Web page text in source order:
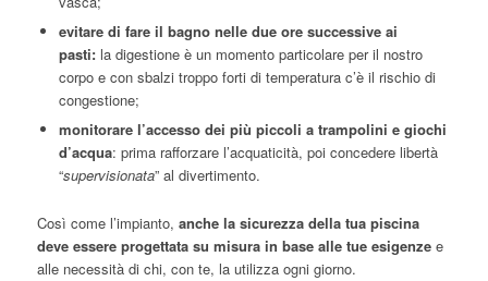
evitare di fare il bagno nelle due ore successive ai
pasti:la digestione è un momento particolare per il nostro
corpo e con sbalzi troppo forti di temperatura c’è il rischio di
congestione;
monitorare l’accesso dei più piccoli a trampolini e giochi
d’acqua: prima rafforzare l’acquaticità, poi concedere libertà
“supervisionata” al divertimento.
Così come l’impianto, anche la sicurezza della tua piscina
deve essere progettata su misura in base alle tue esigenzee
alle necessità di chi, con te, la utilizza ogni giorno.